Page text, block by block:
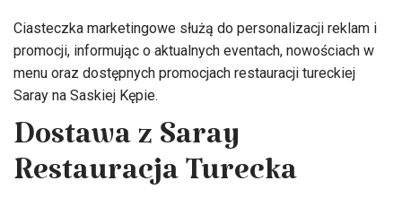
Ciasteczka marketingowe służą do personalizacji reklam i
promocji, informując o aktualnych eventach, nowościach w
menu oraz dostępnych promocjach restauracji tureckiej
Saray na Saskiej Kępie.
Dostawa z Saray
Restauracja Turecka